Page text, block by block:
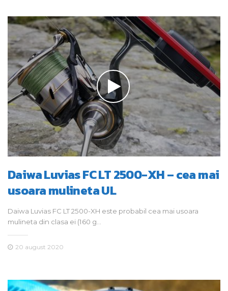
Daiwa Luvias FC LT 2500-XH – cea mai
usoara mulineta UL
Daiwa Luvias FC LT 2500-XH este probabil cea mai usoara
mulineta din clasa ei (160 g…
20 august 2020